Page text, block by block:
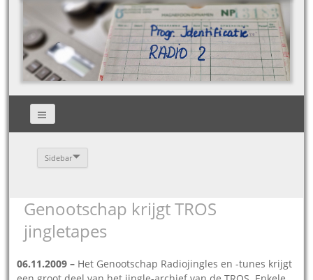
Sidebar
Genootschap krijgt TROS
jingletapes
06.11.2009 – Het Genootschap Radiojingles en -tunes krijgt